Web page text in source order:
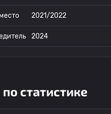
2021/2022
2024
статистике